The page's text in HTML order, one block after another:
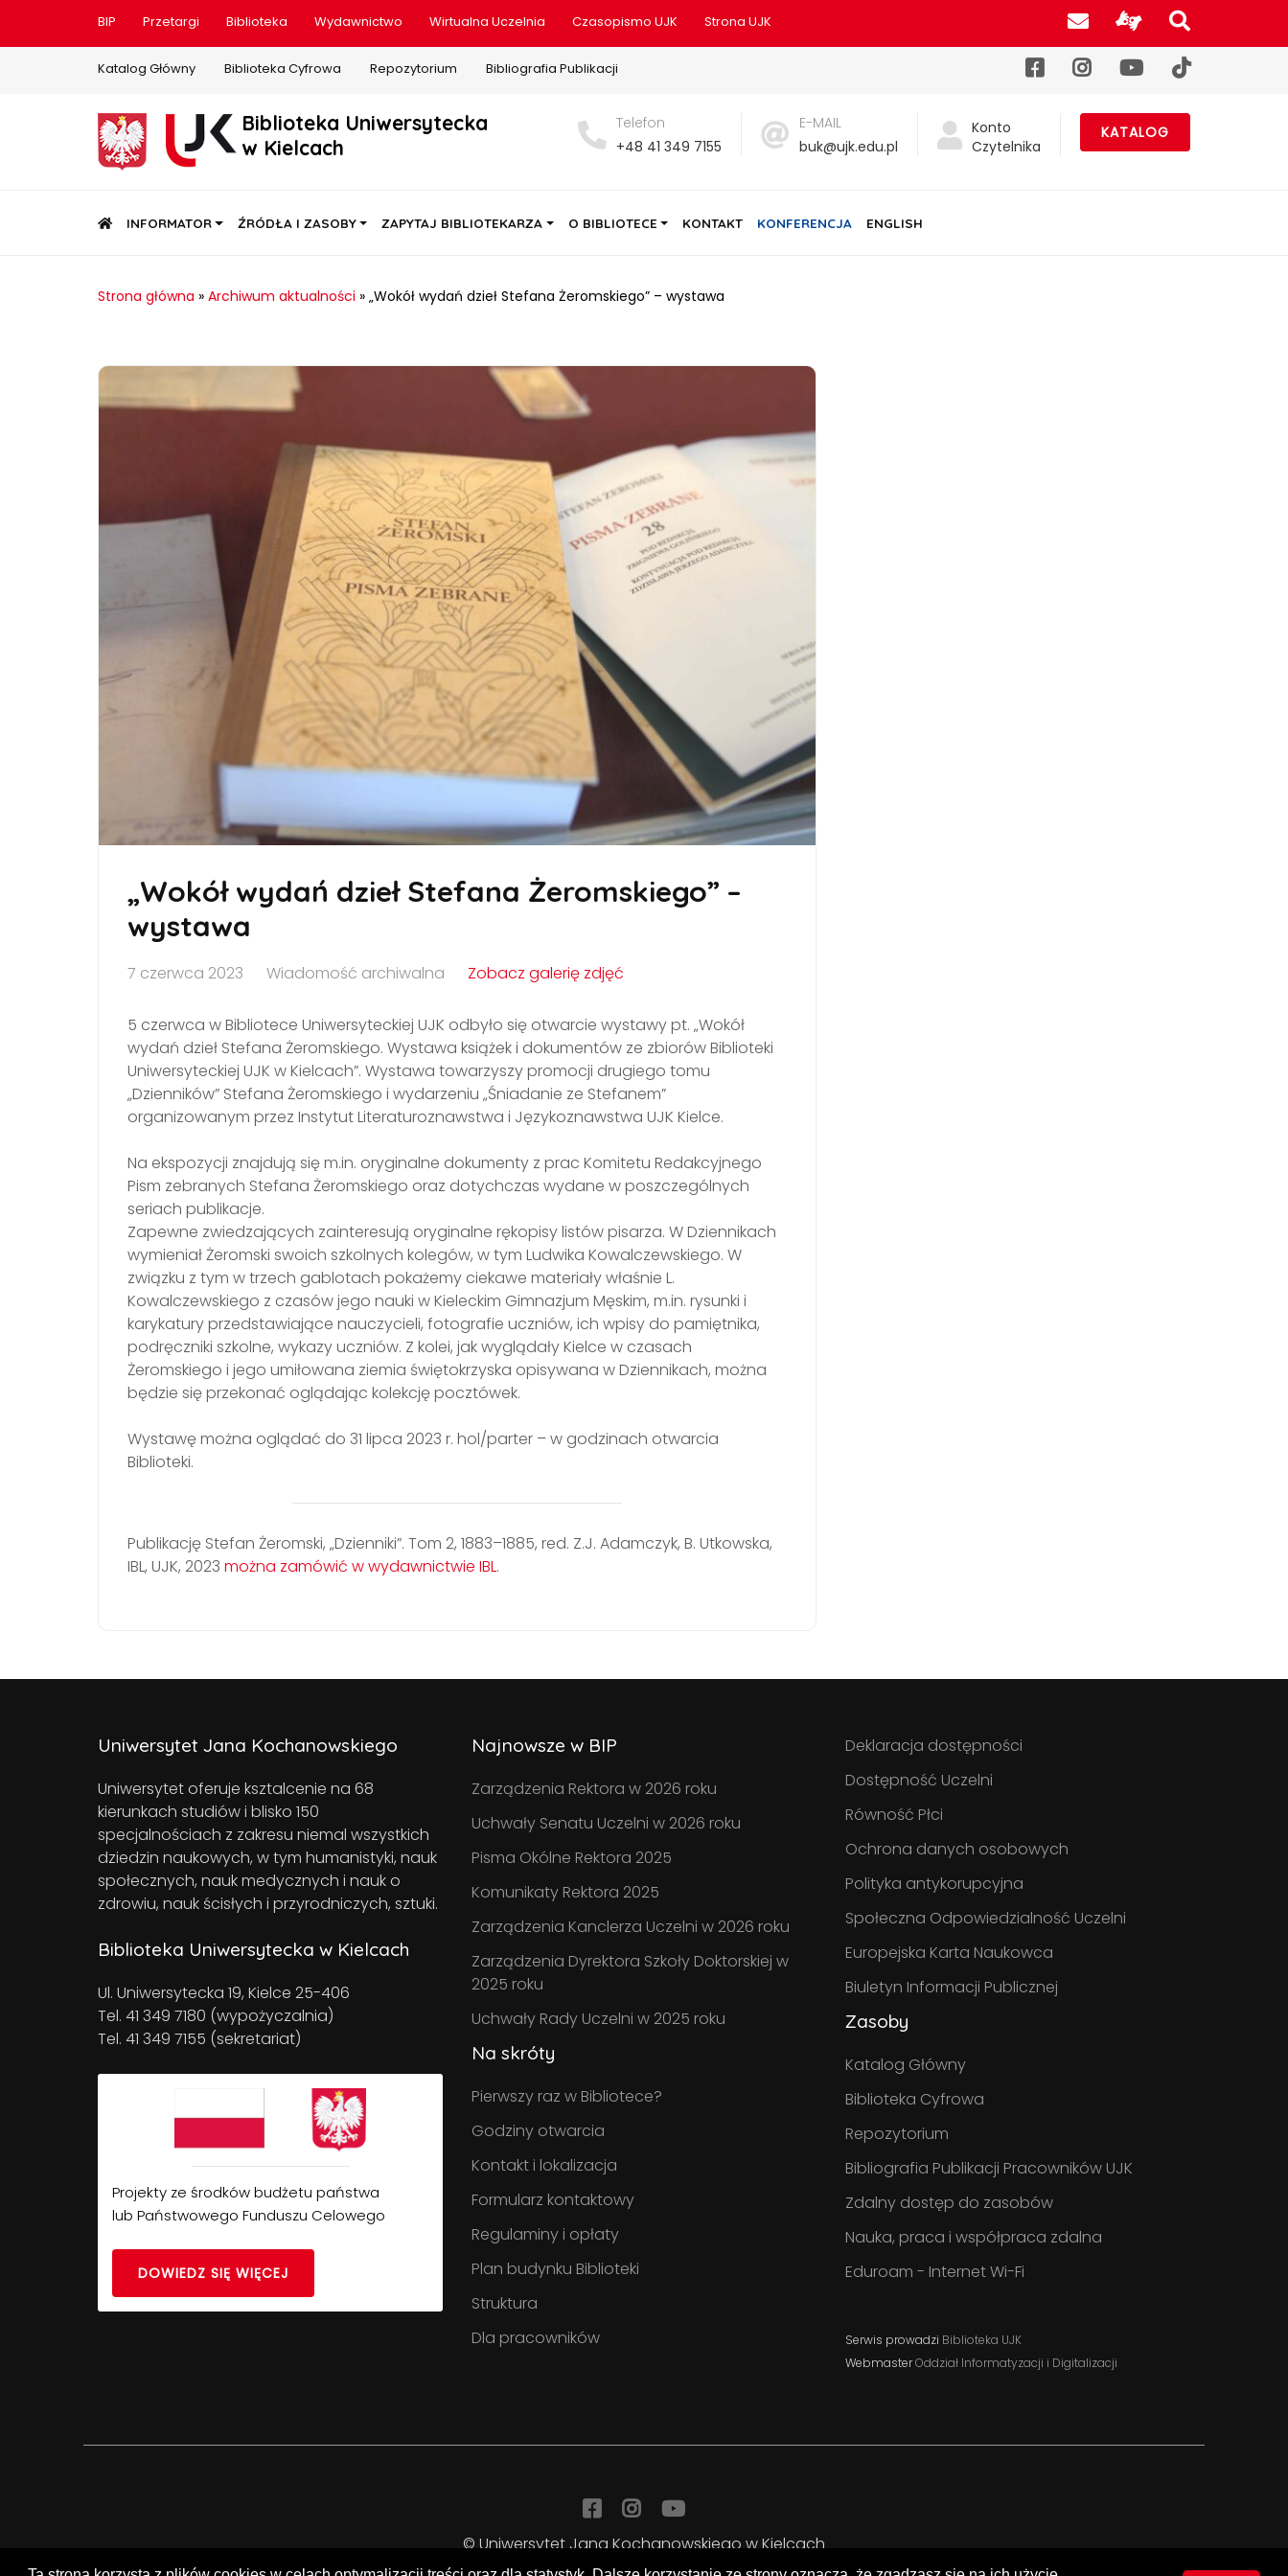
BIP Przetargi Biblioteka Wydawnictwo Wirtualna Uczelnia Czasopismo UJK Strona UJK Poczta UJKInformacje
Szukaj
Katalog Główny Biblioteka Cyfrowa Repozytorium Bibliografia Publikacji Facebook
Instagram
YouTube
TikTok
Biblioteka Uniwersytecka
w Kielcach
Telefon
+48 41 349 7155
E-MAIL
buk@ujk.edu.pl
Konto
Czytelnika
KATALOG
STRONA GŁÓWNA
INFORMATOR ŹRÓDŁA I ZASOBY ZAPYTAJ BIBLIOTEKARZA O BIBLIOTECE KONTAKT KONFERENCJA ENGLISH
Strona główna » Archiwum aktualności » „Wokół wydań dzieł Stefana Żeromskiego” – wystawa
„Wokół wydań dzieł Stefana Żeromskiego” –
wystawa
7 czerwca 2023 Wiadomość archiwalna Zobacz galerię zdjęć
5 czerwca w Bibliotece Uniwersyteckiej UJK odbyło się otwarcie wystawy pt. „Wokół
wydań dzieł Stefana Żeromskiego. Wystawa książek i dokumentów ze zbiorów Biblioteki
Uniwersyteckiej UJK w Kielcach”. Wystawa towarzyszy promocji drugiego tomu
„Dzienników” Stefana Żeromskiego i wydarzeniu „Śniadanie ze Stefanem”
organizowanym przez Instytut Literaturoznawstwa i Językoznawstwa UJK Kielce.
Na ekspozycji znajdują się m.in. oryginalne dokumenty z prac Komitetu Redakcyjnego
Pism zebranych Stefana Żeromskiego oraz dotychczas wydane w poszczególnych
seriach publikacje.
Zapewne zwiedzających zainteresują oryginalne rękopisy listów pisarza. W Dziennikach
wymieniał Żeromski swoich szkolnych kolegów, w tym Ludwika Kowalczewskiego. W
związku z tym w trzech gablotach pokażemy ciekawe materiały właśnie L.
Kowalczewskiego z czasów jego nauki w Kieleckim Gimnazjum Męskim, m.in. rysunki i
karykatury przedstawiające nauczycieli, fotografie uczniów, ich wpisy do pamiętnika,
podręczniki szkolne, wykazy uczniów. Z kolei, jak wyglądały Kielce w czasach
Żeromskiego i jego umiłowana ziemia świętokrzyska opisywana w Dziennikach, można
będzie się przekonać oglądając kolekcję pocztówek.
Wystawę można oglądać do 31 lipca 2023 r. hol/parter – w godzinach otwarcia
Biblioteki.
Publikację Stefan Żeromski, „Dzienniki”. Tom 2, 1883–1885, red. Z.J. Adamczyk, B. Utkowska,
IBL, UJK, 2023 można zamówić w wydawnictwie IBL.
Uniwersytet Jana Kochanowskiego
Uniwersytet oferuje ksztalcenie na 68
kierunkach studiów i blisko 150
specjalnościach z zakresu niemal wszystkich
dziedzin naukowych, w tym humanistyki, nauk
społecznych, nauk medycznych i nauk o
zdrowiu, nauk ścisłych i przyrodniczych, sztuki.
Biblioteka Uniwersytecka w Kielcach
Ul. Uniwersytecka 19, Kielce 25-406
Tel. 41 349 7180 (wypożyczalnia)
Tel. 41 349 7155 (sekretariat)
Projekty ze środków budżetu państwa
lub Państwowego Funduszu Celowego
DOWIEDZ SIĘ WIĘCEJ
Najnowsze w BIP
Zarządzenia Rektora w 2026 roku
Uchwały Senatu Uczelni w 2026 roku
Pisma Okólne Rektora 2025
Komunikaty Rektora 2025
Zarządzenia Kanclerza Uczelni w 2026 roku
Zarządzenia Dyrektora Szkoły Doktorskiej w
2025 roku
Uchwały Rady Uczelni w 2025 roku
Na skróty
Pierwszy raz w Bibliotece?
Godziny otwarcia
Kontakt i lokalizacja
Formularz kontaktowy
Regulaminy i opłaty
Plan budynku Biblioteki
Struktura
Dla pracowników
Deklaracja dostępności
Dostępność Uczelni
Równość Płci
Ochrona danych osobowych
Polityka antykorupcyjna
Społeczna Odpowiedzialność Uczelni
Europejska Karta Naukowca
Biuletyn Informacji Publicznej
Zasoby
Katalog Główny
Biblioteka Cyfrowa
Repozytorium
Bibliografia Publikacji Pracowników UJK
Zdalny dostęp do zasobów
Nauka, praca i współpraca zdalna
Eduroam - Internet Wi-Fi
Serwis prowadzi Biblioteka UJK
WebmasterOddział Informatyzacji i Digitalizacji
Facebook
Instagram
YouTube
© Uniwersytet Jana Kochanowskiego w Kielcach
Biblioteka Uniwersytecka